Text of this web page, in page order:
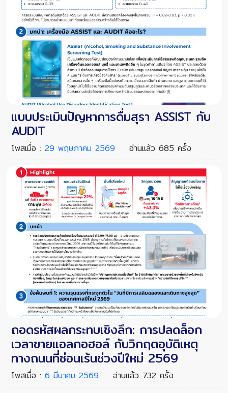
แบบประเมินปัญหาการดื่มสุรา ASSIST กับ
AUDIT
โพสเมื่อ : 29 พฤษภาคม 2569 อ่านแล้ว 685 ครั้ง
ถอดรหัสผลกระทบเชิงลึก: การปลดล็อก
เวลาขายแอลกอฮอล์ กับวิกฤตอุบัติเหตุ
ทางถนนที่ซ่อนเร้นช่วงปีใหม่ 2569
โพสเมื่อ : 6 มีนาคม 2569 อ่านแล้ว 732 ครั้ง